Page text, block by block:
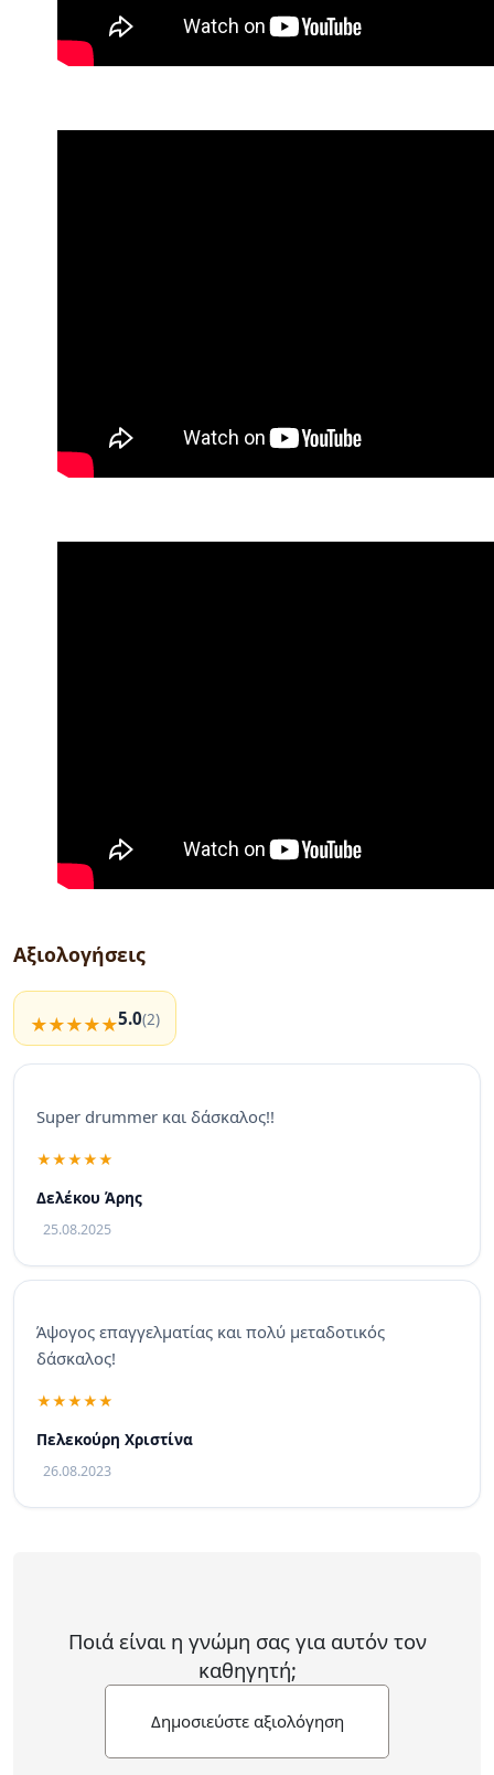
Αξιολογήσεις
5.0(2)
Super drummer και δάσκαλος!!
Δελέκου Άρης
25.08.2025
Άψογος επαγγελματίας και πολύ μεταδοτικός
δάσκαλος!
Πελεκούρη Χριστίνα
26.08.2023
Ποιά είναι η γνώμη σας για αυτόν τον
καθηγητή;
Δημοσιεύστε αξιολόγηση